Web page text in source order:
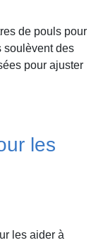
de pouls pour
soulèvent des
pour ajuster
les
les aider à